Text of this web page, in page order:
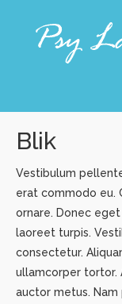
Blik
Vestibulum
erat commodo eu.
ornare. Donec
laoreet turpis.
consectetur.
ullamcorper tortor.
auctor metus.